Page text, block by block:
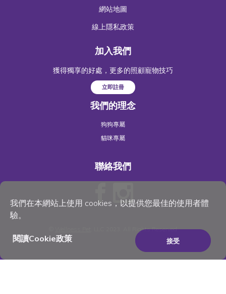
我們在本網站上使用 cookies，以提供您最佳的使用者體
驗。
閱讀Cookie政策 接受
網站地圖
線上隱私政策
加入我們
獲得獨享的好處，更多的照顧寵物技巧
立即註冊
我們的理念
狗狗專屬
貓咪專屬
聯絡我們
, LLC 2023. All Rights Reserved